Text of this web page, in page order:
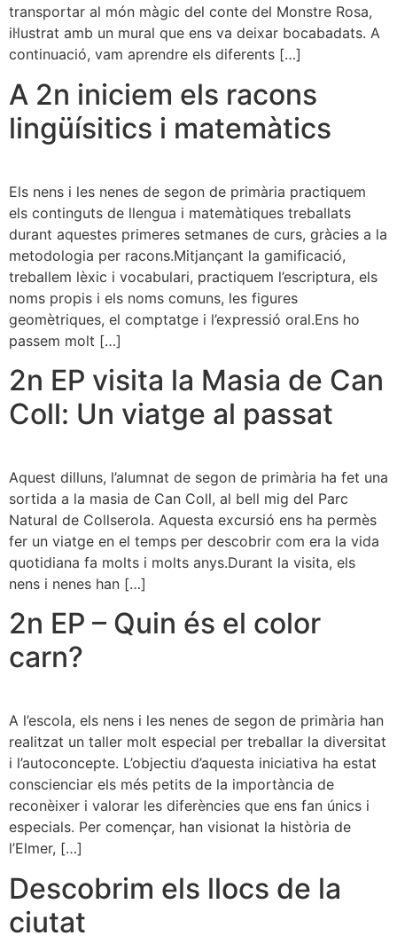
transportar al món màgic del conte del Monstre Rosa,
il·lustrat amb un mural que ens va deixar bocabadats. A
continuació, vam aprendre els diferents […]
A 2n iniciem els racons
lingüísitics i matemàtics
Els nens i les nenes de segon de primària practiquem
els continguts de llengua i matemàtiques treballats
durant aquestes primeres setmanes de curs, gràcies a la
metodologia per racons.Mitjançant la gamificació,
treballem lèxic i vocabulari, practiquem l’escriptura, els
noms propis i els noms comuns, les figures
geomètriques, el comptatge i l’expressió oral.Ens ho
passem molt […]
2n EP visita la Masia de Can
Coll: Un viatge al passat
Aquest dilluns, l’alumnat de segon de primària ha fet una
sortida a la masia de Can Coll, al bell mig del Parc
Natural de Collserola. Aquesta excursió ens ha permès
fer un viatge en el temps per descobrir com era la vida
quotidiana fa molts i molts anys.Durant la visita, els
nens i nenes han […]
2n EP – Quin és el color
carn?
A l’escola, els nens i les nenes de segon de primària han
realitzat un taller molt especial per treballar la diversitat
i l’autoconcepte. L’objectiu d’aquesta iniciativa ha estat
conscienciar els més petits de la importància de
reconèixer i valorar les diferències que ens fan únics i
especials. Per començar, han visionat la història de
l’Elmer, […]
Descobrim els llocs de la
ciutat